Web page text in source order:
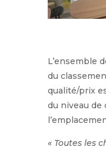
L’ensemble
du
qualité/prix
du niveau de
« Toutes les